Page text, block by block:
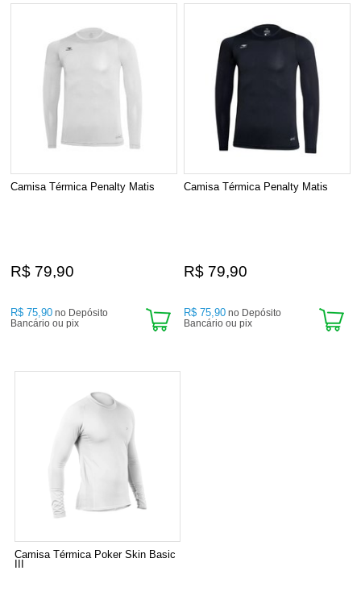
Camisa Térmica Penalty Matis
R$ 79,90
R$ 75,90 no Depósito
Bancário ou pix
Camisa Térmica Penalty Matis
R$ 79,90
R$ 75,90 no Depósito
Bancário ou pix
Camisa Térmica Poker Skin Basic